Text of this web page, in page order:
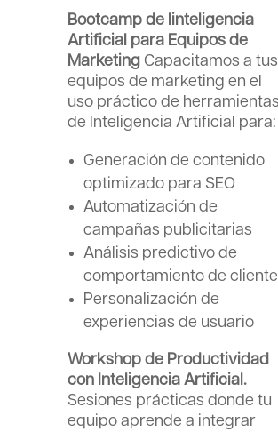
Bootcamp de Iinteligencia
Artificial para Equipos de
Marketing Capacitamos a tus
equipos de marketing en el
uso práctico de herramientas
de Inteligencia Artificial para:
Generación de contenido
optimizado para SEO
Automatización de
campañas publicitarias
Análisis predictivo de
comportamiento de
Personalización de
experiencias de usuario
Workshop de Productividad
con Inteligencia Artificial.
Sesiones prácticas donde tu
equipo aprende a integrar